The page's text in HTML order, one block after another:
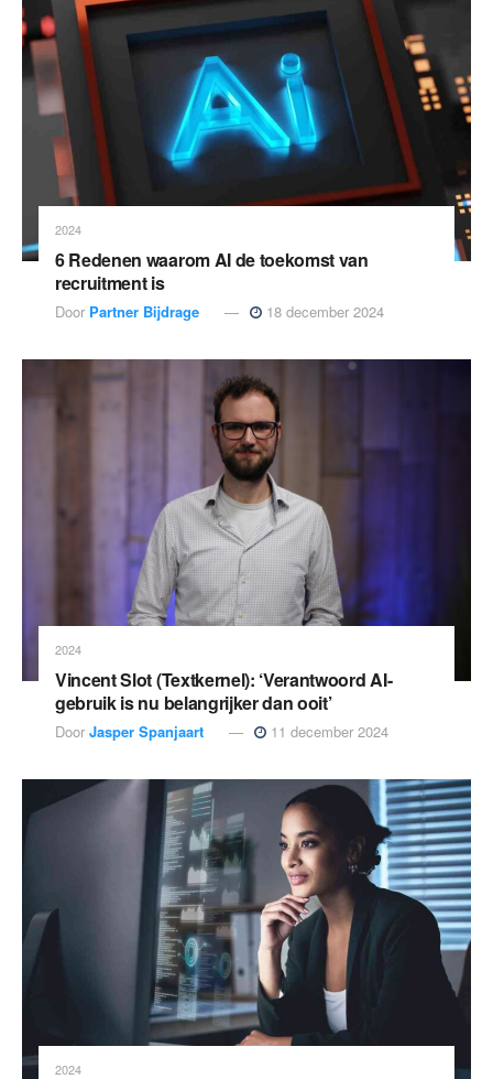
2024
6 Redenen waarom AI de toekomst van
recruitment is
Door Partner Bijdrage 18 december 2024
2024
Vincent Slot (Textkernel): ‘Verantwoord AI-
gebruik is nu belangrijker dan ooit’
Door Jasper Spanjaart 11 december 2024
2024